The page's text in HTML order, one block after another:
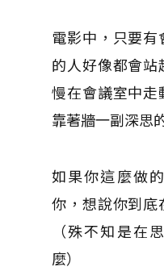
電影中，只要
的人好像都會
慢在會議室中
靠著牆一副深思
如果你這麼做
你，想說你到底
（殊不知是在
麼）